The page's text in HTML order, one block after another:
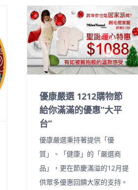
優康嚴選 1212購物節
給你滿滿的優惠”大平
台”
優康嚴選秉持著提供「優
質」、「健康」的「嚴選商
品」，更在節慶滿溢的12月提
供眾多優惠回饋大家的支持。